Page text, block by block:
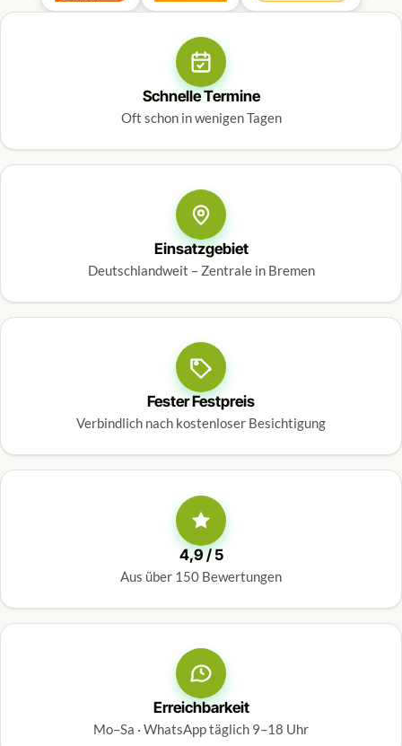
Schnelle Termine
Oft schon in wenigen Tagen
Einsatzgebiet
Deutschlandweit – Zentrale in Bremen
Fester Festpreis
Verbindlich nach kostenloser Besichtigung
4,9 / 5
Aus über 150 Bewertungen
Erreichbarkeit
Mo–Sa · WhatsApp täglich 9–18 Uhr